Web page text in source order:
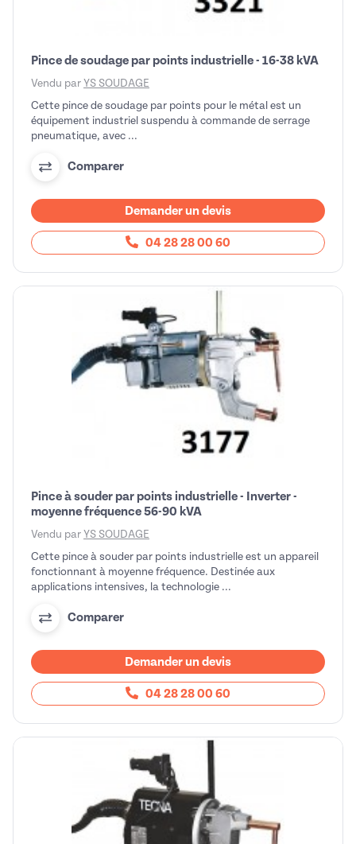
Pince de soudage par points industrielle - 16-38 kVA
Vendu par YS SOUDAGE
Cette pince de soudage par points pour le métal est un
équipement industriel suspendu à commande de serrage
pneumatique, avec ...
Comparer
Demander un devis
04 28 28 00 60
Pince à souder par points industrielle - Inverter -
moyenne fréquence 56-90 kVA
Vendu par YS SOUDAGE
Cette pince à souder par points industrielle est un appareil
fonctionnant à moyenne fréquence. Destinée aux
applications intensives, la technologie ...
Comparer
Demander un devis
04 28 28 00 60